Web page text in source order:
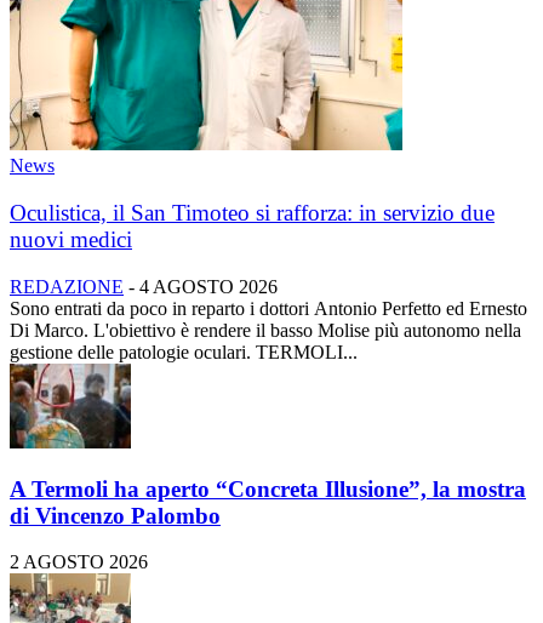
News
Oculistica, il San Timoteo si rafforza: in servizio due
nuovi medici
REDAZIONE - 4 AGOSTO 2026
Sono entrati da poco in reparto i dottori Antonio Perfetto ed Ernesto
Di Marco. L'obiettivo è rendere il basso Molise più autonomo nella
gestione delle patologie oculari. TERMOLI...
A Termoli ha aperto “Concreta Illusione”, la mostra
di Vincenzo Palombo
2 AGOSTO 2026